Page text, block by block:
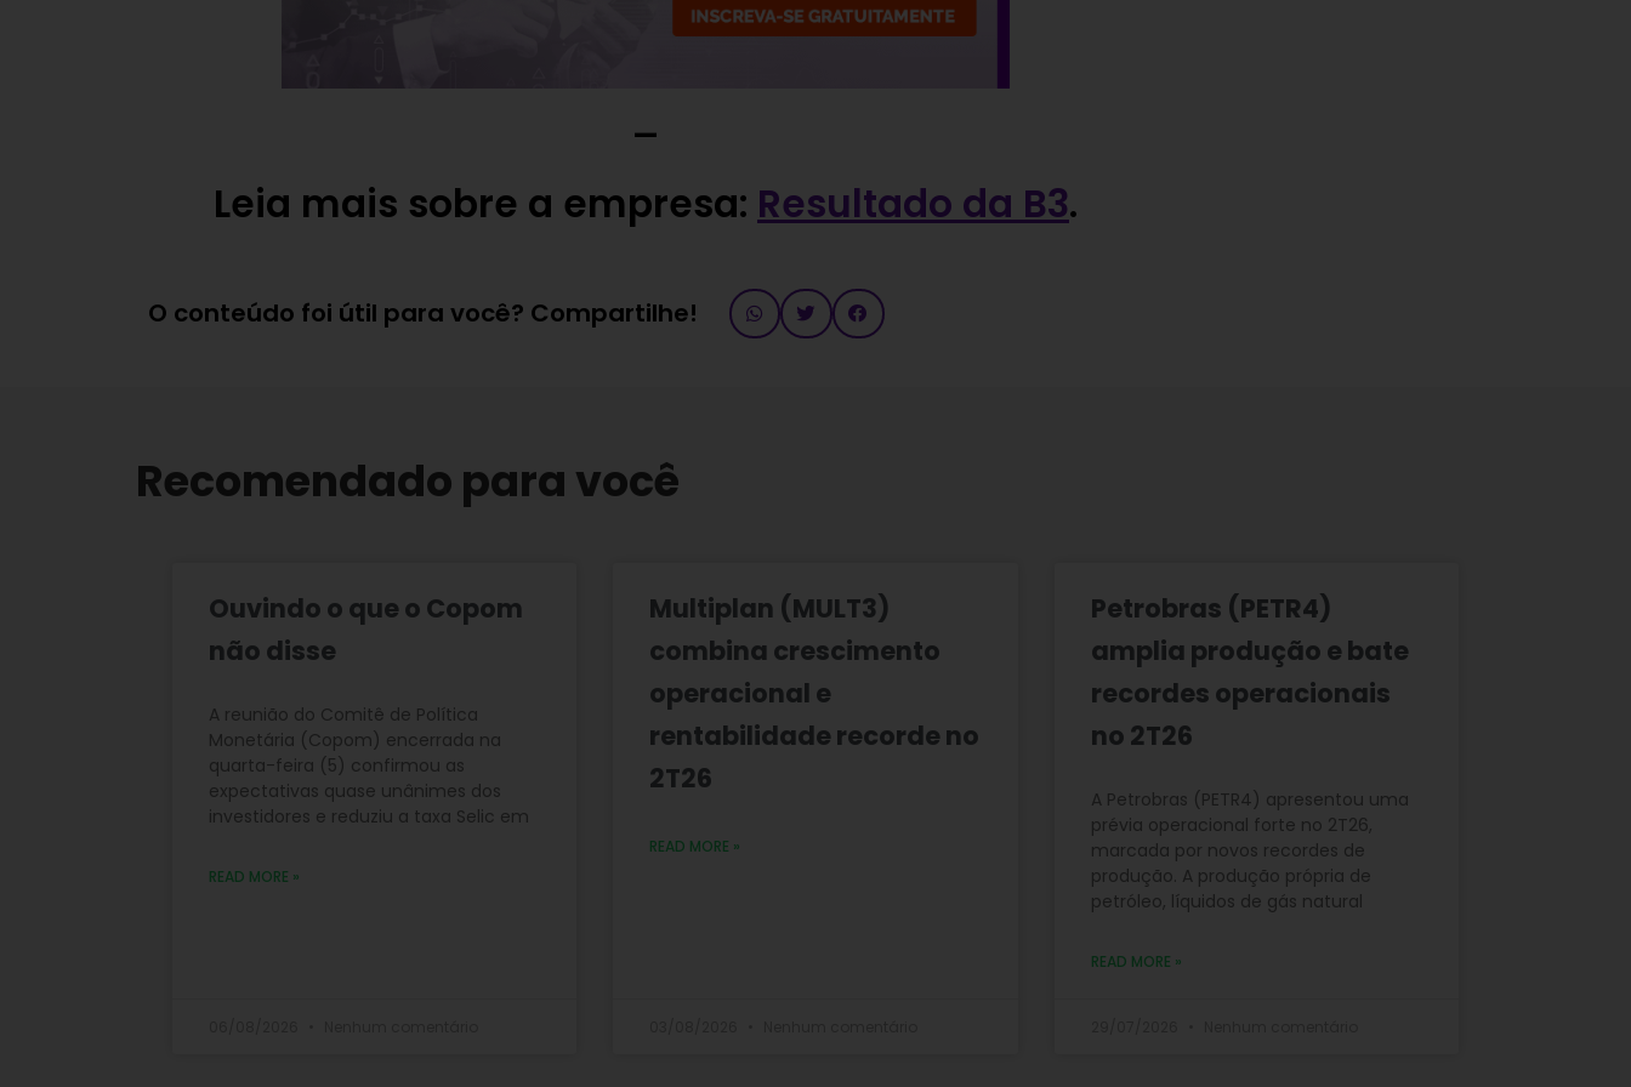
—
Leia mais sobre a empresa: Resultado da B3.
O conteúdo foi útil para você? Compartilhe!
Recomendado para você
Ouvindo o que o Copom
não disse
A reunião do Comitê de Política
Monetária (Copom) encerrada na
quarta-feira (5) confirmou as
expectativas quase unânimes dos
investidores e reduziu a taxa Selic em
READ MORE »
Multiplan (MULT3)
combina crescimento
operacional e
rentabilidade recorde no
2T26
READ MORE »
Petrobras (PETR4)
amplia produção e bate
recordes operacionais
no 2T26
A Petrobras (PETR4) apresentou uma
prévia operacional forte no 2T26,
marcada por novos recordes de
produção. A produção própria de
petróleo, líquidos de gás natural
READ MORE »